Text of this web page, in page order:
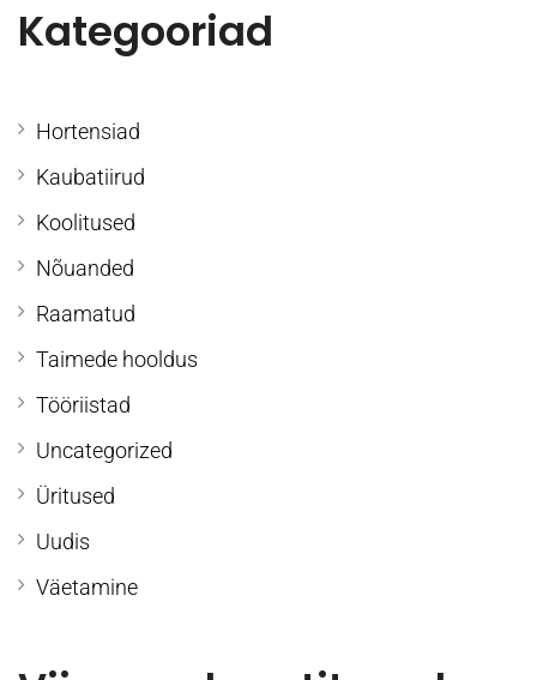
Kategooriad
Hortensiad
Kaubatiirud
Koolitused
Nõuanded
Raamatud
Taimede hooldus
Tööriistad
Uncategorized
Üritused
Uudis
Väetamine